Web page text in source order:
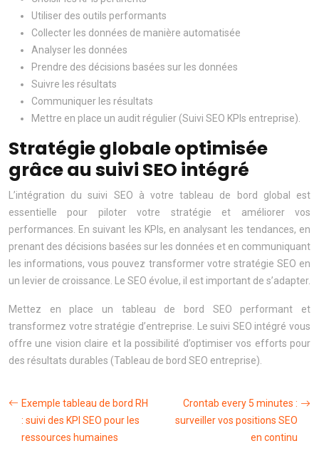
Utiliser des outils performants
Collecter les données de manière automatisée
Analyser les données
Prendre des décisions basées sur les données
Suivre les résultats
Communiquer les résultats
Mettre en place un audit régulier (Suivi SEO KPIs entreprise).
Stratégie globale optimisée
grâce au suivi SEO intégré
L’intégration du suivi SEO à votre tableau de bord global est
essentielle pour piloter votre stratégie et améliorer vos
performances. En suivant les KPIs, en analysant les tendances, en
prenant des décisions basées sur les données et en communiquant
les informations, vous pouvez transformer votre stratégie SEO en
un levier de croissance. Le SEO évolue, il est important de s’adapter.
Mettez en place un tableau de bord SEO performant et
transformez votre stratégie d’entreprise. Le suivi SEO intégré vous
offre une vision claire et la possibilité d’optimiser vos efforts pour
des résultats durables (Tableau de bord SEO entreprise).
Exemple tableau de bord RH
: suivi des KPI SEO pour les
ressources humaines
Crontab every 5 minutes :
surveiller vos positions SEO
en continu